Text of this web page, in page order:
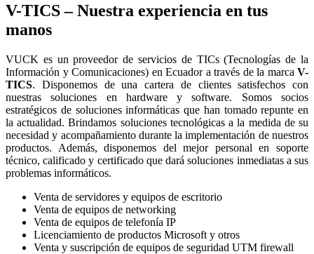
V-TICS – Nuestra experiencia en tus
manos
VUCK es un proveedor de servicios de TICs (Tecnologías de la
Información y Comunicaciones) en Ecuador a través de la marca V-
TICS. Disponemos de una cartera de clientes satisfechos con
nuestras soluciones en hardware y software. Somos socios
estratégicos de soluciones informáticas que han tomado repunte en
la actualidad. Brindamos soluciones tecnológicas a la medida de su
necesidad y acompañamiento durante la implementación de nuestros
productos. Además, disponemos del mejor personal en soporte
técnico, calificado y certificado que dará soluciones inmediatas a sus
problemas informáticos.
Venta de servidores y equipos de escritorio
Venta de equipos de networking
Venta de equipos de telefonía IP
Licenciamiento de productos Microsoft y otros
Venta y suscripción de equipos de seguridad UTM firewall